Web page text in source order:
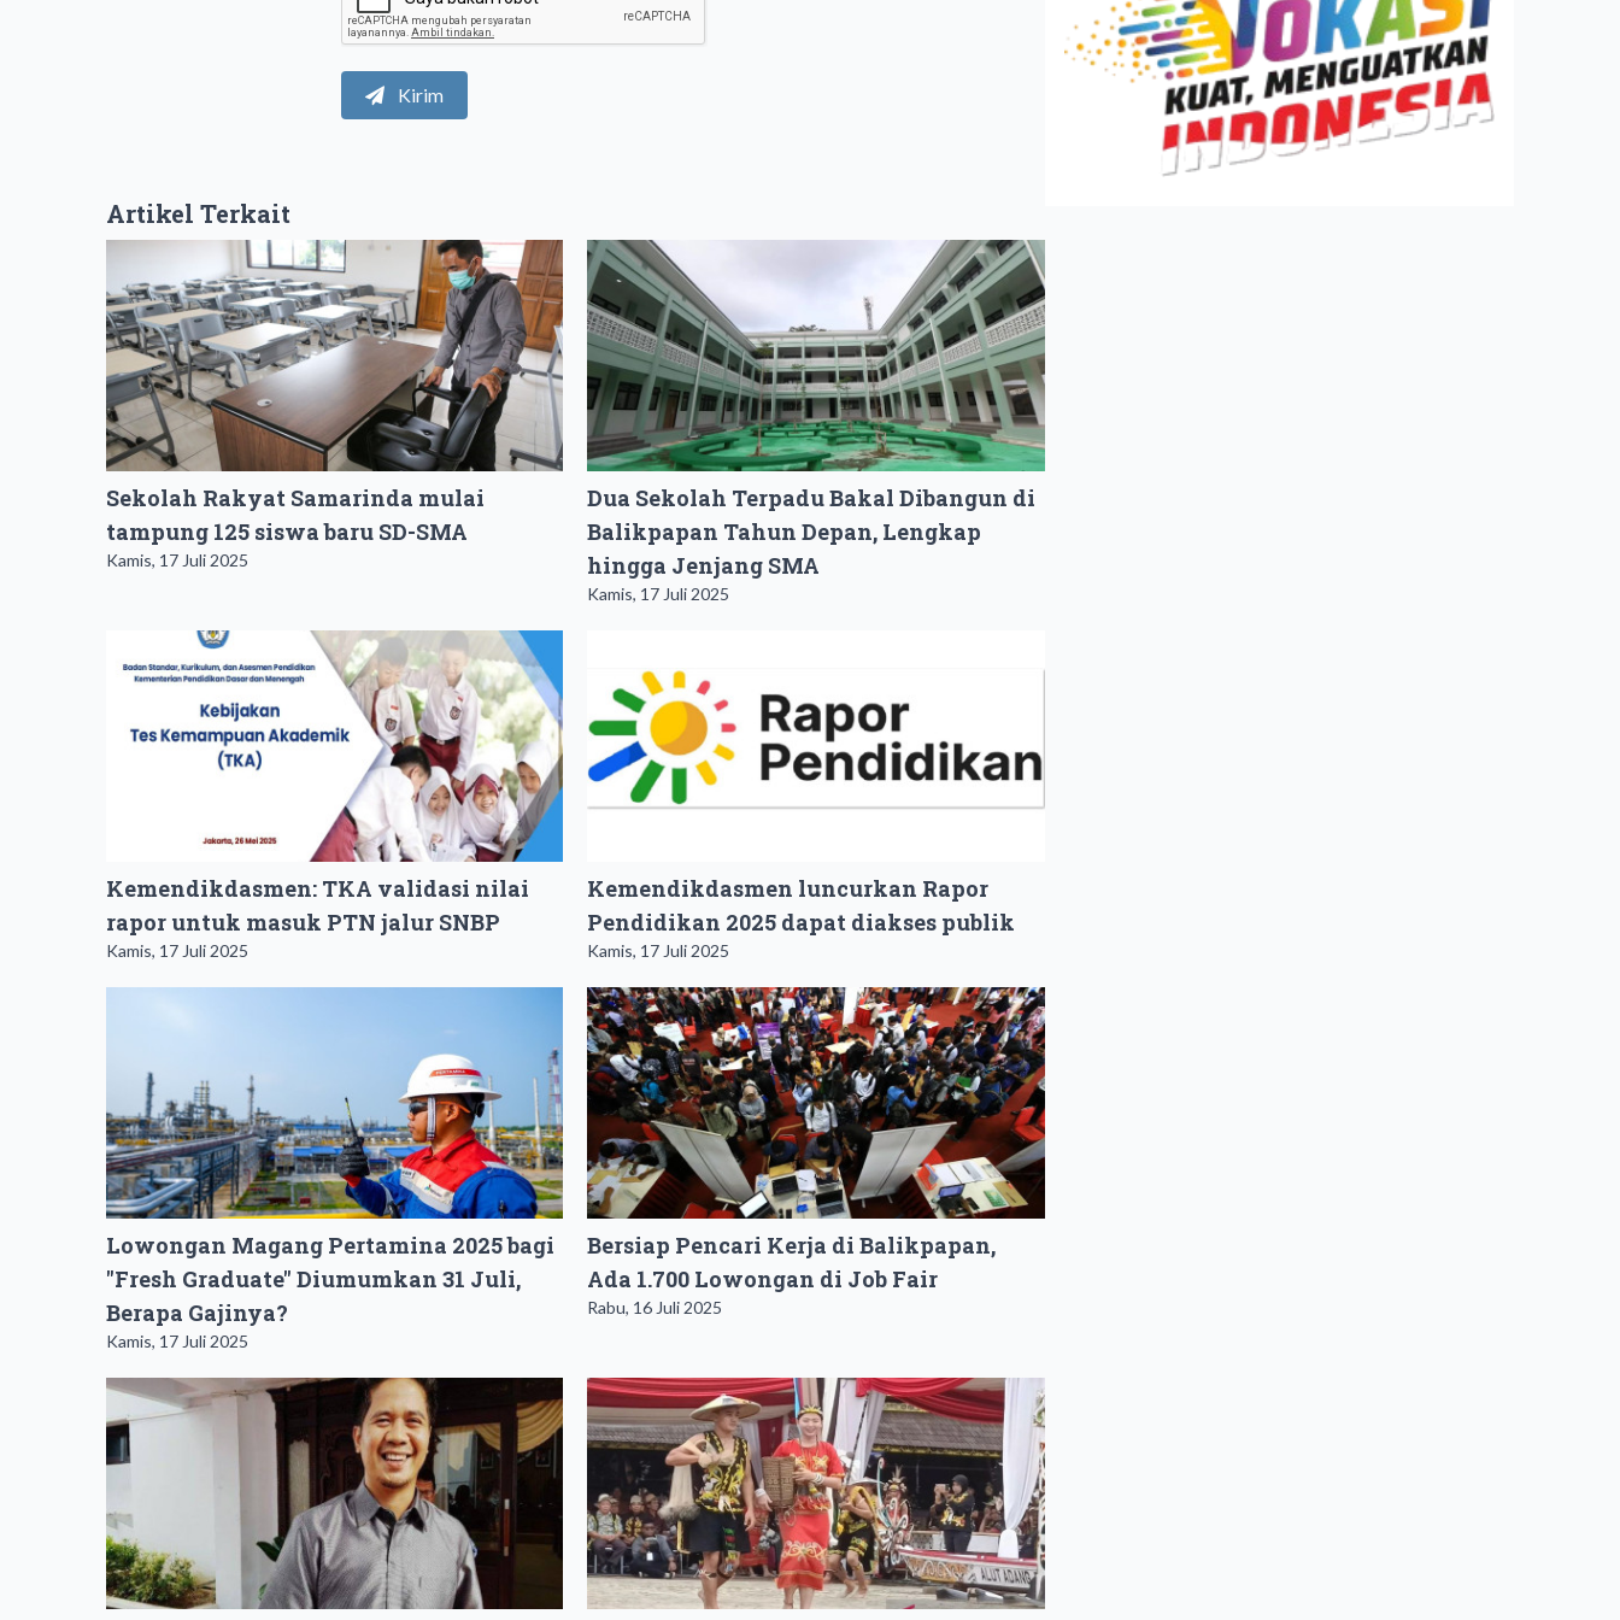
Kirim
Artikel Terkait
Sekolah Rakyat Samarinda mulai
tampung 125 siswa baru SD-SMA
Kamis, 17 Juli 2025
Dua Sekolah Terpadu Bakal Dibangun di
Balikpapan Tahun Depan, Lengkap
hingga Jenjang SMA
Kamis, 17 Juli 2025
Kemendikdasmen: TKA validasi nilai
rapor untuk masuk PTN jalur SNBP
Kamis, 17 Juli 2025
Kemendikdasmen luncurkan Rapor
Pendidikan 2025 dapat diakses publik
Kamis, 17 Juli 2025
Lowongan Magang Pertamina 2025 bagi
"Fresh Graduate" Diumumkan 31 Juli,
Berapa Gajinya?
Kamis, 17 Juli 2025
Bersiap Pencari Kerja di Balikpapan,
Ada 1.700 Lowongan di Job Fair
Rabu, 16 Juli 2025